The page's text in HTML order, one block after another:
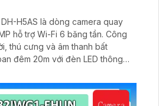
H5AS là dòng camera quay
hỗ trợ Wi-Fi 6 băng tần. Công
thú cưng và âm thanh bất
đêm 20m với đèn LED thông